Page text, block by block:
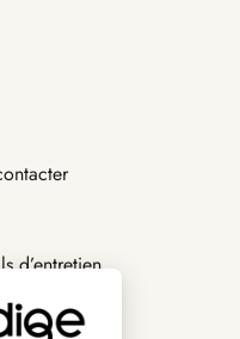
d’entretien
de livraison